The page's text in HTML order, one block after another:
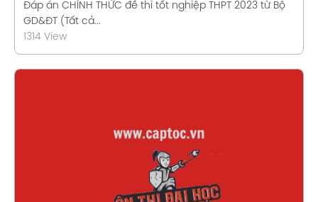
Đáp án CHÍNH THỨC đề thi tốt nghiệp THPT 2023 từ Bộ
GD&ĐT (Tất cả...
1314 View
Xem chi tiết